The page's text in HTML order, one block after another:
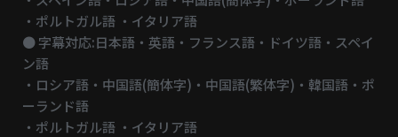
・ポルトガル語 ・イタリア語
● 字幕対応:日本語・英語・フランス語・ドイツ語・スペイ
ン語
・ロシア語・中国語(簡体字)・中国語(繁体字)・韓国語・ポ
ーランド語
・ポルトガル語 ・イタリア語